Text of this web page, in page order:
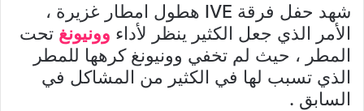
شهد حفل فرقة IVE هطول امطار غزيرة ،
الأمر الذي جعل الكثير ينظر لأداء وونيونغ تحت
المطر ، حيث لم تخفي وونيونغ كرهها للمطر
الذي تسبب لها في الكثير من المشاكل في
السابق .